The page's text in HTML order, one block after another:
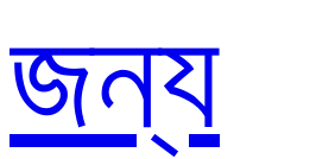
জন্য